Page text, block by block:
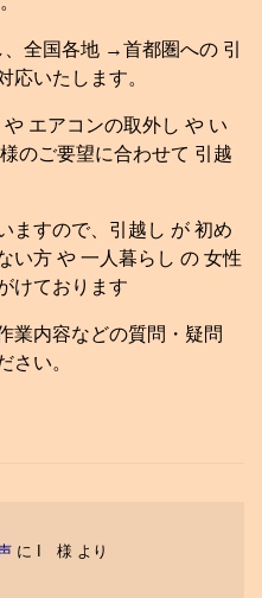
全国各地 →首都圏への 引
応いたします。
エアコンの取外し や い
のご要望に合わせて 引越
ますので、引越し が 初め
い方 や 一人暮らし の 女性
けております
業内容などの質問・疑問
さい。
に I 様 より